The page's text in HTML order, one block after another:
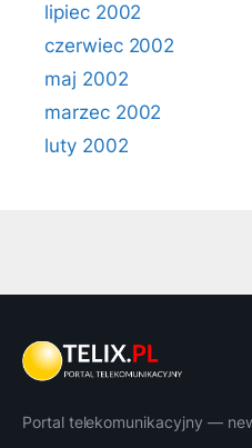
lipiec 2002
czerwiec 2002
maj 2002
marzec 2002
luty 2002
Portal telekomunikacyjny —